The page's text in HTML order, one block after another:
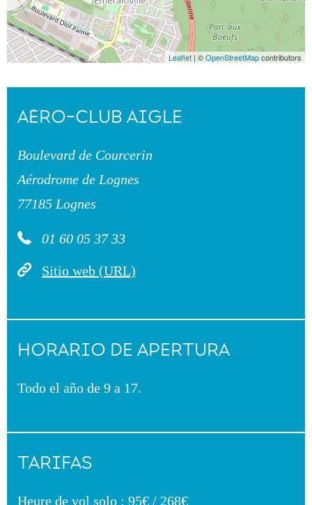
Leaflet| ©OpenStreetMapcontributors
AÉRO-CLUB AIGLE
Boulevard de Courcerin
Aérodrome de Lognes
77185 Lognes
01 60 05 37 33
Sitio web (URL)
HORARIO DE APERTURA
Todo el año de 9 a 17.
TARIFAS
Heure de vol solo : 95€ / 268€